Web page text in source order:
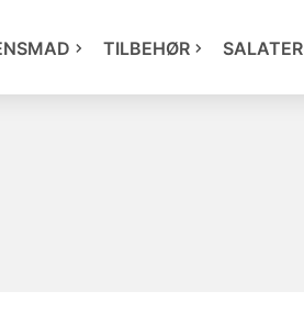
TILBEHØR SALATER